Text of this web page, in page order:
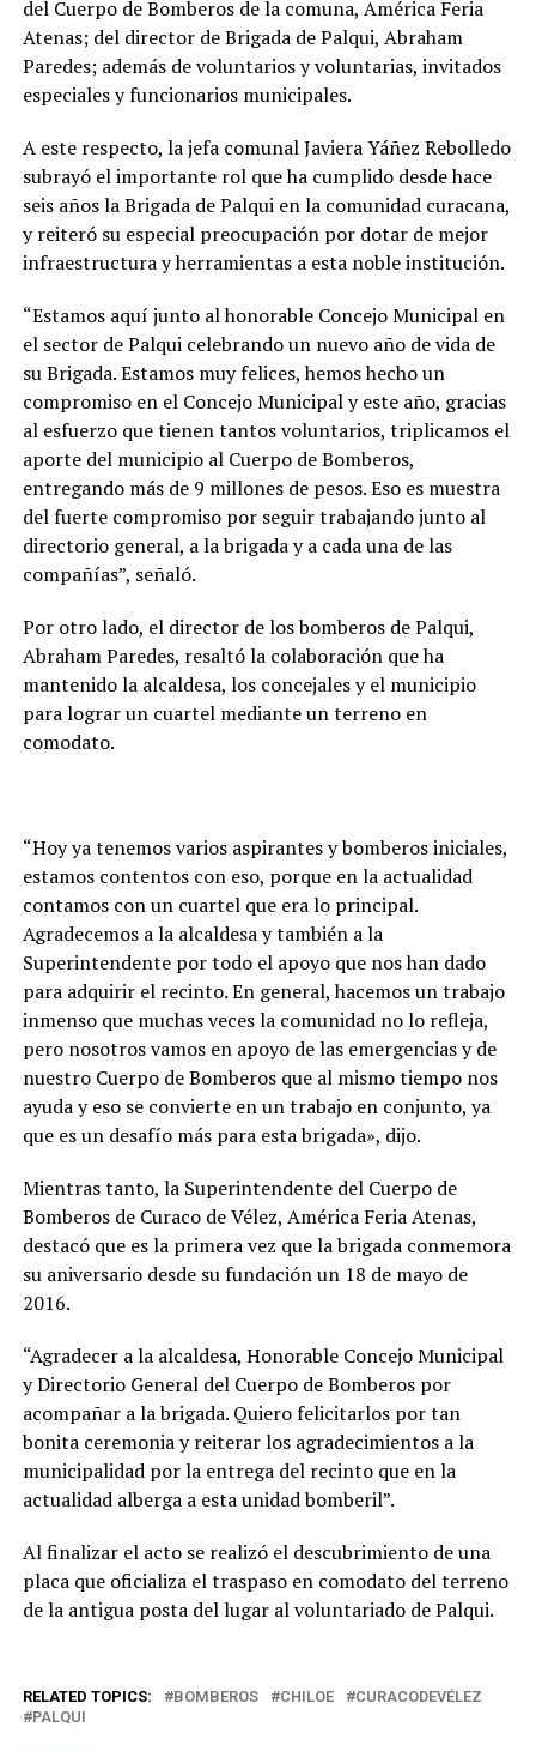
del Cuerpo de Bomberos de la comuna, América Feria
Atenas; del director de Brigada de Palqui, Abraham
Paredes; además de voluntarios y voluntarias, invitados
especiales y funcionarios municipales.
A este respecto, la jefa comunal Javiera Yáñez Rebolledo
subrayó el importante rol que ha cumplido desde hace
seis años la Brigada de Palqui en la comunidad curacana,
y reiteró su especial preocupación por dotar de mejor
infraestructura y herramientas a esta noble institución.
“Estamos aquí junto al honorable Concejo Municipal en
el sector de Palqui celebrando un nuevo año de vida de
su Brigada. Estamos muy felices, hemos hecho un
compromiso en el Concejo Municipal y este año, gracias
al esfuerzo que tienen tantos voluntarios, triplicamos el
aporte del municipio al Cuerpo de Bomberos,
entregando más de 9 millones de pesos. Eso es muestra
del fuerte compromiso por seguir trabajando junto al
directorio general, a la brigada y a cada una de las
compañías”, señaló.
Por otro lado, el director de los bomberos de Palqui,
Abraham Paredes, resaltó la colaboración que ha
mantenido la alcaldesa, los concejales y el municipio
para lograr un cuartel mediante un terreno en
comodato.
“Hoy ya tenemos varios aspirantes y bomberos iniciales,
estamos contentos con eso, porque en la actualidad
contamos con un cuartel que era lo principal.
Agradecemos a la alcaldesa y también a la
Superintendente por todo el apoyo que nos han dado
para adquirir el recinto. En general, hacemos un trabajo
inmenso que muchas veces la comunidad no lo refleja,
pero nosotros vamos en apoyo de las emergencias y de
nuestro Cuerpo de Bomberos que al mismo tiempo nos
ayuda y eso se convierte en un trabajo en conjunto, ya
que es un desafío más para esta brigada», dijo.
Mientras tanto, la Superintendente del Cuerpo de
Bomberos de Curaco de Vélez, América Feria Atenas,
destacó que es la primera vez que la brigada conmemora
su aniversario desde su fundación un 18 de mayo de
2016.
“Agradecer a la alcaldesa, Honorable Concejo Municipal
y Directorio General del Cuerpo de Bomberos por
acompañar a la brigada. Quiero felicitarlos por tan
bonita ceremonia y reiterar los agradecimientos a la
municipalidad por la entrega del recinto que en la
actualidad alberga a esta unidad bomberil”.
Al finalizar el acto se realizó el descubrimiento de una
placa que oficializa el traspaso en comodato del terreno
de la antigua posta del lugar al voluntariado de Palqui.
RELATED TOPICS: BOMBEROS CHILOE
CURACODEVÉLEZ
PALQUI